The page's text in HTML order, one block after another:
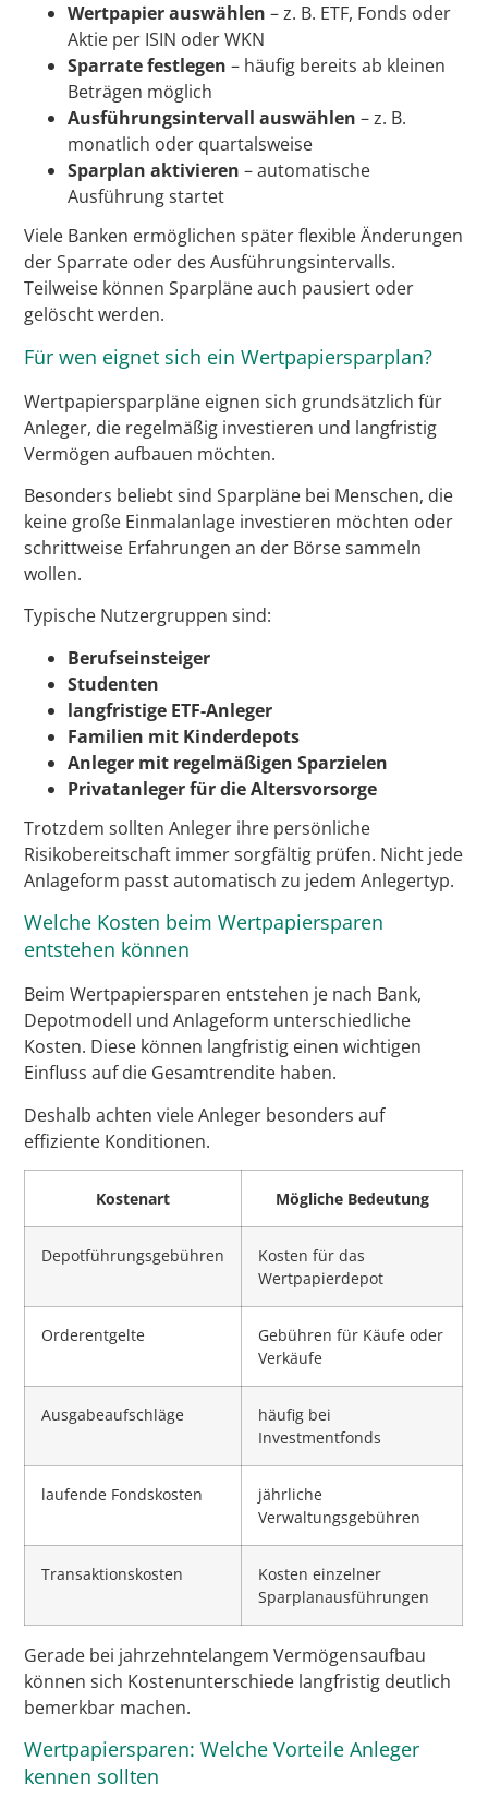
Wertpapier auswählen – z. B. ETF, Fonds oder
Aktie per ISIN oder WKN
Sparrate festlegen – häufig bereits ab kleinen
Beträgen möglich
Ausführungsintervall auswählen – z. B.
monatlich oder quartalsweise
Sparplan aktivieren – automatische
Ausführung startet
Viele Banken ermöglichen später flexible Änderungen
der Sparrate oder des Ausführungsintervalls.
Teilweise können Sparpläne auch pausiert oder
gelöscht werden.
Für wen eignet sich ein Wertpapiersparplan?
Wertpapiersparpläne eignen sich grundsätzlich für
Anleger, die regelmäßig investieren und langfristig
Vermögen aufbauen möchten.
Besonders beliebt sind Sparpläne bei Menschen, die
keine große Einmalanlage investieren möchten oder
schrittweise Erfahrungen an der Börse sammeln
wollen.
Typische Nutzergruppen sind:
Berufseinsteiger
Studenten
langfristige ETF-Anleger
Familien mit Kinderdepots
Anleger mit regelmäßigen Sparzielen
Privatanleger für die Altersvorsorge
Trotzdem sollten Anleger ihre persönliche
Risikobereitschaft immer sorgfältig prüfen. Nicht jede
Anlageform passt automatisch zu jedem Anlegertyp.
Welche Kosten beim Wertpapiersparen
entstehen können
Beim Wertpapiersparen entstehen je nach Bank,
Depotmodell und Anlageform unterschiedliche
Kosten. Diese können langfristig einen wichtigen
Einfluss auf die Gesamtrendite haben.
Deshalb achten viele Anleger besonders auf
effiziente Konditionen.
Kostenart Mögliche Bedeutung
Depotführungsgebühren
Kosten für das
Wertpapierdepot
Orderentgelte
Gebühren für Käufe oder
Verkäufe
Ausgabeaufschläge
häufig bei
Investmentfonds
laufende Fondskosten
jährliche
Verwaltungsgebühren
Transaktionskosten
Kosten einzelner
Sparplanausführungen
Gerade bei jahrzehntelangem Vermögensaufbau
können sich Kostenunterschiede langfristig deutlich
bemerkbar machen.
Wertpapiersparen: Welche Vorteile Anleger
kennen sollten